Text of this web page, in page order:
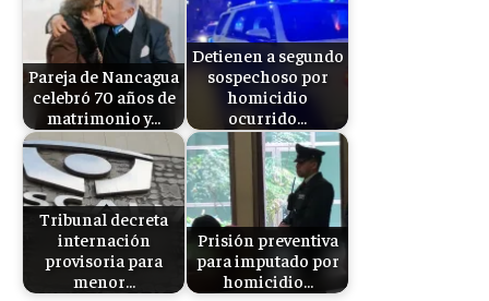
Pareja de Nancagua
celebró 70 años de
matrimonio y…
Detienen a segundo
sospechoso por
homicidio
ocurrido…
Tribunal decreta
internación
provisoria para
menor…
Prisión preventiva
para imputado por
homicidio…